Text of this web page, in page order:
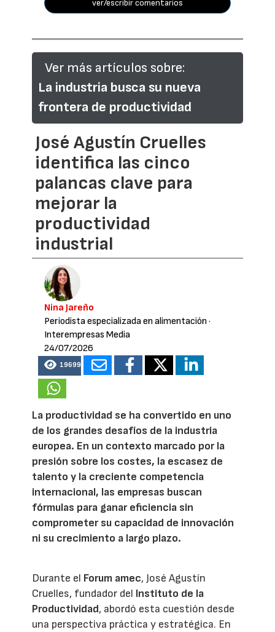
ver/escribir comentarios
Ver más artículos sobre:
La industria busca su nueva
frontera de productividad
José Agustín Cruelles
identifica las cinco
palancas clave para
mejorar la
productividad
industrial
Nina Jareño
Periodista especializada en alimentación ·
Interempresas Media
24/07/2026
19699
La productividad se ha convertido en uno
de los grandes desafíos de la industria
europea. En un contexto marcado por la
presión sobre los costes, la escasez de
talento y la creciente competencia
internacional, las empresas buscan
fórmulas para ganar eficiencia sin
comprometer su capacidad de innovación
ni su crecimiento a largo plazo.
Durante el Forum amec, José Agustín
Cruelles, fundador del Instituto de la
Productividad, abordó esta cuestión desde
una perspectiva práctica y estratégica. En